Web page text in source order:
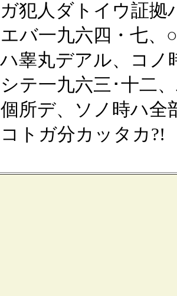
犯人ダトイウ証拠
エバ一九六四・七
睾丸デアル、コ
テ一九六三･十二
所デ、ソノ時ハ全
トガ分カッタカ?!